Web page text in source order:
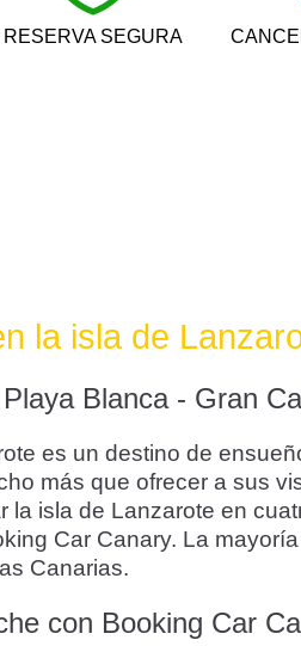
RESERVA SEGURA
la isla de
Blanca - Gran
es un destino de
más que ofrecer a sus
la isla de Lanzarote en
Car Canary. La
Canarias.
con Booking Car